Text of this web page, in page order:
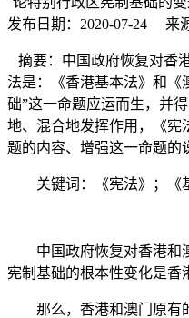
发布日期：2020-07-24 来
摘要：中国政府恢复对香
法是：《香港基本法》和《
础”这一命题应运而生，并
地、混合地发挥作用，《宪
题的内容、增强这一命题的
关键词：《宪法》；《
中国政府恢复对香港和澳
宪制基础的根本性变化是香
那么，香港和澳门原有的